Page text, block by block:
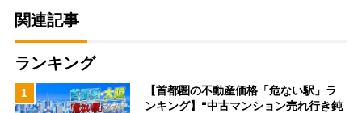
関連記事
ランキング
1
【首都圏の不動産価格「危ない駅」ラ
ンキング】“中古マンション売れ行き鈍